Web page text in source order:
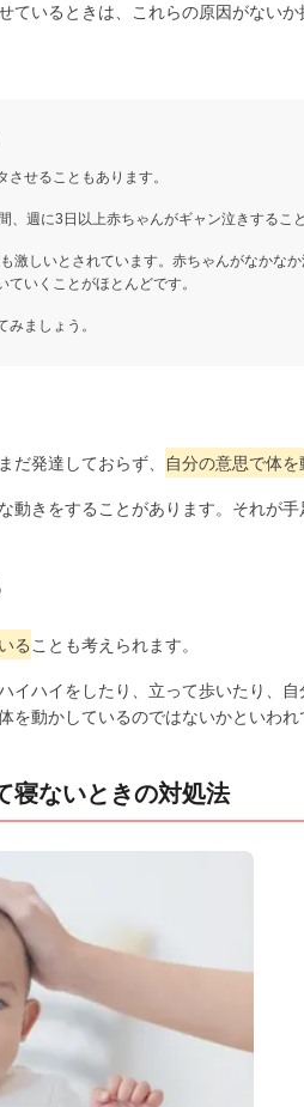
ているときは、これらの原因がない
せることもあります。
週に3日以上赤ちゃんがギャン泣きすること
激しいとされています。赤ちゃんがなかな
いくことがほとんどです。
ましょう。
だ発達しておらず、 自分の意思で体
動きをすることがあります。それが
る ことも考えられます。
イハイをしたり、立って歩いたり、
動かしているのではないかといわれ
寝ないときの対処法